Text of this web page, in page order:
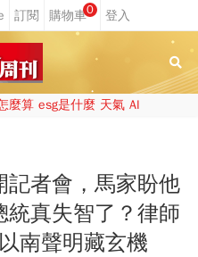
0
麼算 esg是什麼 天氣 AI
記者會，馬家盼他
統真失智了？律師
南聲明藏玄機